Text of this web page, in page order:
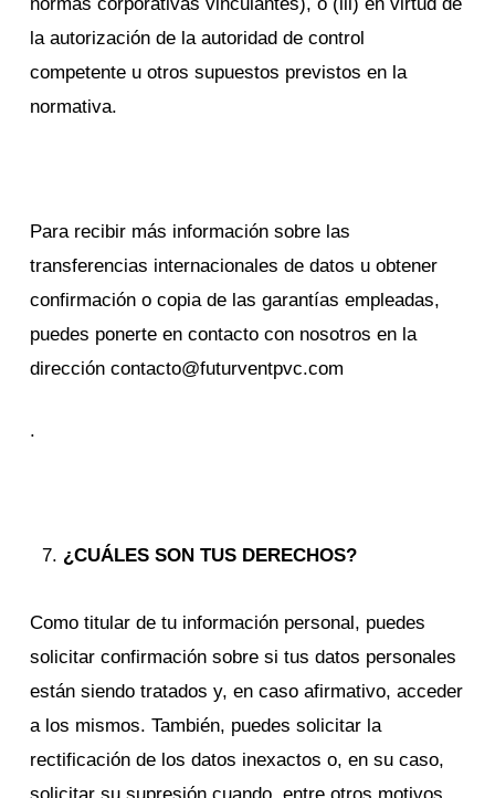
la autorización de la autoridad de control
competente u otros supuestos previstos en la
normativa.
Para recibir más información sobre las
transferencias internacionales de datos u obtener
confirmación o copia de las garantías empleadas,
puedes ponerte en contacto con nosotros en la
dirección contacto@futurventpvc.com
.
¿CUÁLES SON TUS DERECHOS?
Como titular de tu información personal, puedes
solicitar confirmación sobre si tus datos personales
están siendo tratados y, en caso afirmativo, acceder
a los mismos. También, puedes solicitar la
rectificación de los datos inexactos o, en su caso,